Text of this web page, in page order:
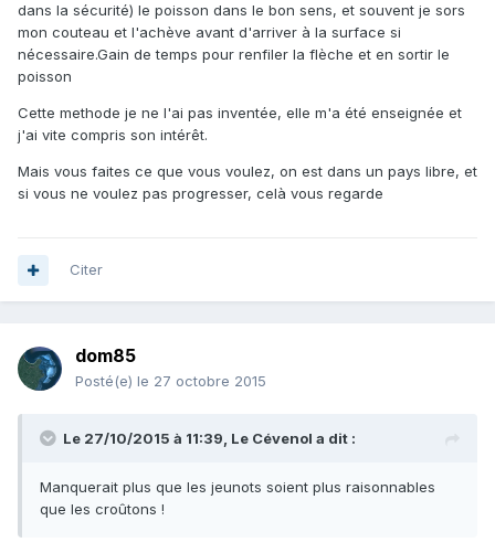
dans la sécurité) le poisson dans le bon sens, et souvent je sors
mon couteau et l'achève avant d'arriver à la surface si
nécessaire.Gain de temps pour renfiler la flèche et en sortir le
poisson
Cette methode je ne l'ai pas inventée, elle m'a été enseignée et
j'ai vite compris son intérêt.
Mais vous faites ce que vous voulez, on est dans un pays libre, et
si vous ne voulez pas progresser, celà vous regarde
Citer
dom85
Posté(e) le 27 octobre 2015
Le 27/10/2015 à 11:39, Le Cévenol a dit :
Manquerait plus que les jeunots soient plus raisonnables
que les croûtons !